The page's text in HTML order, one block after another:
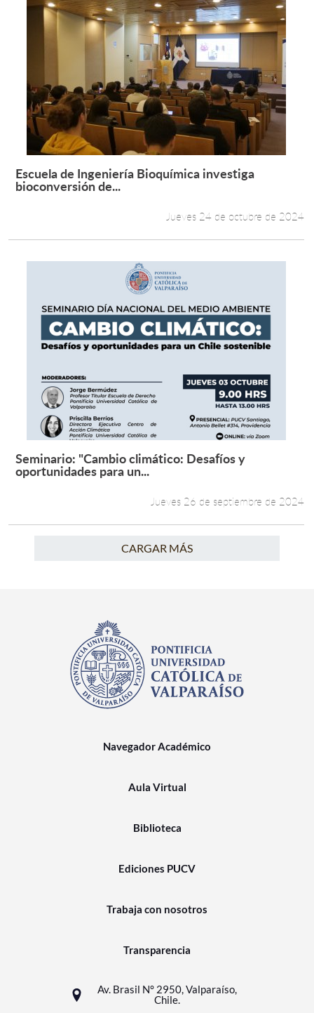
Leer más +
Escuela de Ingeniería Bioquímica investiga
bioconversión de...
Jueves 24 de octubre de 2024
Leer más +
Seminario: "Cambio climático: Desafíos y
oportunidades para un...
Jueves 26 de septiembre de 2024
CARGAR MÁS
Navegador Académico
Aula Virtual
Biblioteca
Ediciones PUCV
Trabaja con nosotros
Transparencia
Av. Brasil N° 2950, Valparaíso,
Chile.